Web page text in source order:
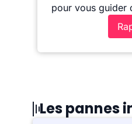
pour vous guider
Les pannes